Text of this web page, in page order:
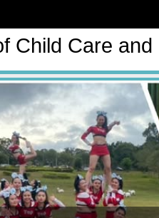
Child Care and